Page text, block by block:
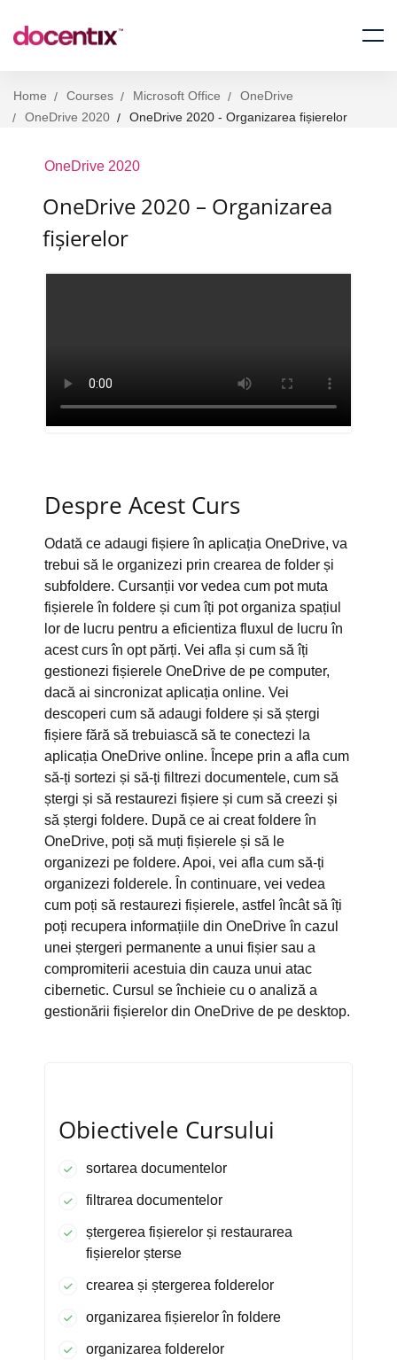
Home Courses Microsoft Office
OneDrive
OneDrive 2020
OneDrive 2020 - Organizarea fișierelor
OneDrive 2020
OneDrive 2020 – Organizarea
fișierelor
Despre Acest Curs
Odată ce adaugi fișiere în aplicația OneDrive, va
trebui să le organizezi prin crearea de folder și
subfoldere. Cursanții vor vedea cum pot muta
fișierele în foldere și cum îți pot organiza spațiul
lor de lucru pentru a eficientiza fluxul de lucru în
acest curs în opt părți. Vei afla și cum să îți
gestionezi fișierele OneDrive de pe computer,
dacă ai sincronizat aplicația online. Vei
descoperi cum să adaugi foldere și să ștergi
fișiere fără să trebuiască să te conectezi la
aplicația OneDrive online. Începe prin a afla cum
să-ți sortezi și să-ți filtrezi documentele, cum să
ștergi și să restaurezi fișiere și cum să creezi și
să ștergi foldere. După ce ai creat foldere în
OneDrive, poți să muți fișierele și să le
organizezi pe foldere. Apoi, vei afla cum să-ți
organizezi folderele. În continuare, vei vedea
cum poți să restaurezi fișierele, astfel încât să îți
poți recupera informațiile din OneDrive în cazul
unei ștergeri permanente a unui fișier sau a
compromiterii acestuia din cauza unui atac
cibernetic. Cursul se închieie cu o analiză a
gestionării fișierelor din OneDrive de pe desktop.
Obiectivele Cursului
sortarea documentelor
filtrarea documentelor
ștergerea fișierelor și restaurarea
fișierelor șterse
crearea și ștergerea folderelor
organizarea fișierelor în foldere
organizarea folderelor